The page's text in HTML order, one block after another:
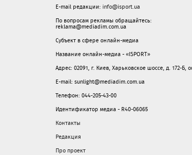
E-mail редакции: info@isport.ua
По вопросам рекламы обращайтесь:
reklama@mediadim.com.ua
Субъект в сфере онлайн-медиа
Название онлайн-медиа - «ISPORT»
Адрес: 02091, г. Киев, Харьковское шоссе, д. 172-Б,
E-mail: sunlight@mediadim.com.ua
Телефон: 044-205-43-00
Идентификатор медиа - R40-06065
Контакты
Редакция
Про проект